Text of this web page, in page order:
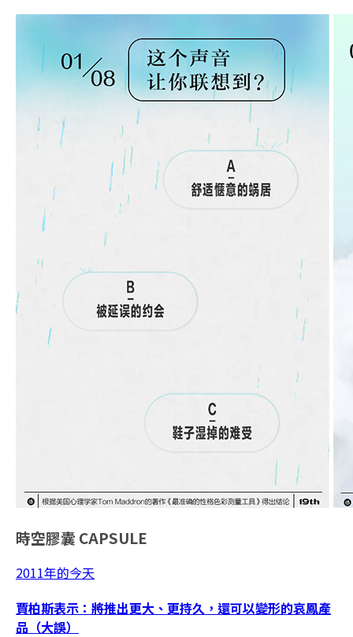
時空膠囊 CAPSULE
2011年的今天
賈柏斯表示：將推出更大、更持久，還可以變形的哀鳳產
品（大誤）